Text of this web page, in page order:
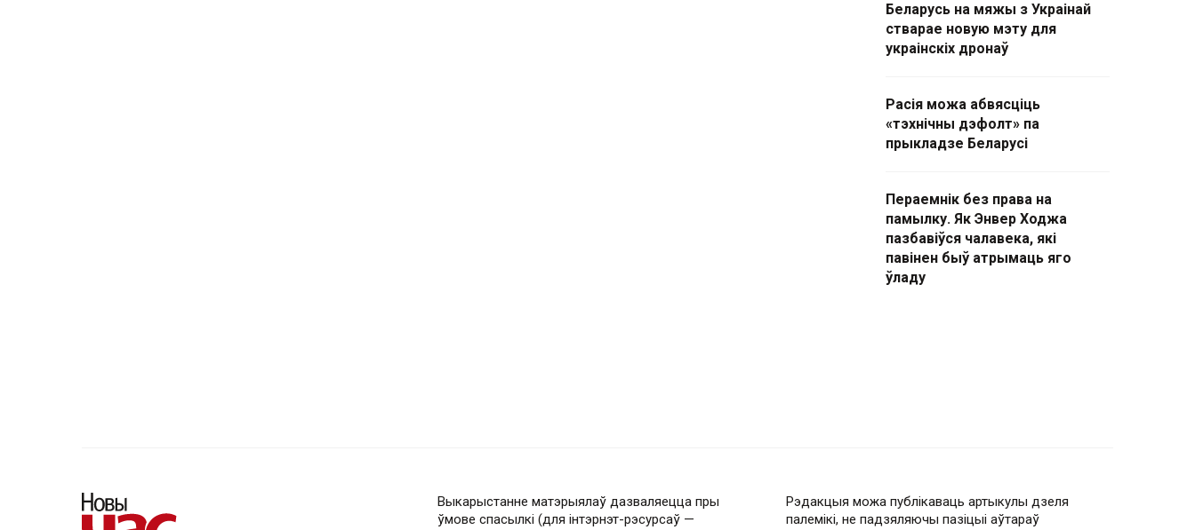
Беларусь на мяжы з Украінай
стварае новую мэту для
украінскіх дронаў
Расія можа абвясціць
«тэхнічны дэфолт» па
прыкладзе Беларусі
Пераемнік без права на
памылку. Як Энвер Ходжа
пазбавіўся чалавека, які
павінен быў атрымаць яго
ўладу
Выкарыстанне матэрыялаў дазваляецца пры
ўмове спасылкі (для інтэрнэт-рэсурсаў —
Рэдакцыя можа публікаваць артыкулы дзеля
палемікі, не падзяляючы пазіцыі аўтараў